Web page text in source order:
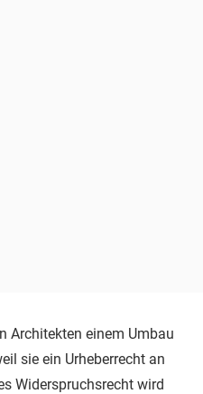
Architekten einem Umbau
sie ein Urheberrecht an
Widerspruchsrecht wird